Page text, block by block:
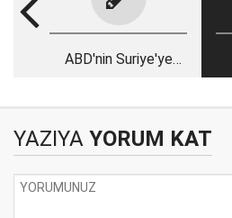
ABD'nin Suriye'ye
YAZIYA YORUM KAT